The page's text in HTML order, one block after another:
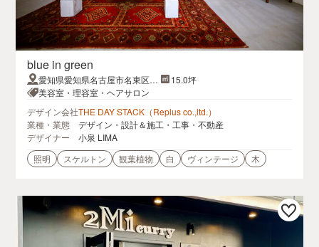
blue in green
愛知県愛知県名古屋市名東区高
社１丁目２５３番地一社プラザ
15.0坪
美容室・理容室・ヘアサロン
デザイン会社THE DAY STACK（Replus co.,ltd.）
業種・業態
デザイン・設計＆施工・工事・不動産
デザイナー
小泉 LIMA
照明
スケルトン 観葉植物 白 ヴィンテージ 木